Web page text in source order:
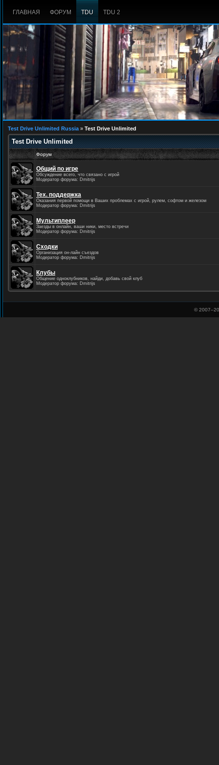
ГЛАВНАЯ ФОРУМ TDU TDU 2
Test Drive Unlimited Russia » Test Drive Unlimited
Test Drive Unlimited
Форум
Общий по игре
Обсуждение всего, что связано с игрой
Модератор форума: Dmitrijs
Тех. поддержка
Оказания первой помощи в Ваших проблемах с игрой, рулем, софтом и железом
Модератор форума: Dmitrijs
Мультиплеер
Заезды в онлайн, ваши ники, место встречи
Модератор форума: Dmitrijs
Сходки
Организация он-лайн съездов
Модератор форума: Dmitrijs
Клубы
Общение одноклубников, найди, добавь свой клуб
Модератор форума: Dmitrijs
© 2007–